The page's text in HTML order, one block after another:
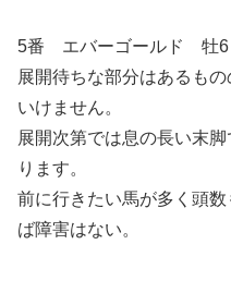
5番 エバーゴールド 牡
展開待ちな部分はあるも
いけません。
展開次第では息の長い末
ります。
前に行きたい馬が多く頭
ば障害はない。